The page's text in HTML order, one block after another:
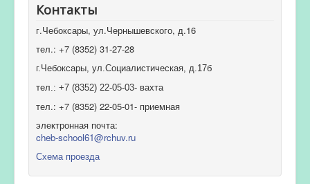
Контакты
г.Чебоксары, ул.Чернышевского, д.16
тел.: +7 (8352) 31-27-28
г.Чебоксары, ул.Социалистическая, д.17б
тел.: +7 (8352) 22-05-03- вахта
тел.: +7 (8352) 22-05-01- приемная
электронная почта:
cheb-school61@rchuv.ru
Схема проезда